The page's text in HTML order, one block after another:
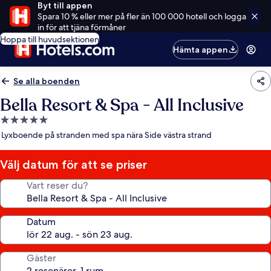
Byt till appen
Spara 10 % eller mer på fler än 100 000 hotell och logga
in för att tjäna förmåner
Hoppa till huvudsektionen
Hämta appen
Se alla boenden
Bella Resort & Spa - All Inclusive
5.0-
stjärnigt
Lyxboende på stranden med spa nära Side västra strand
Välj datum för att se priser
Vart reser du?
Datum
Gäster